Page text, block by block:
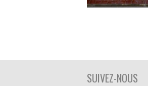
SUIVEZ-NOUS